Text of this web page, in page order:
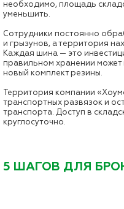
необходимо, площадь
уменьшить.
Сотрудники постоянно
и грызунов, а территория
Каждая шина — это
правильном хранении
новый комплект резины.
Территория компании
транспортных развязок и
транспорта. Доступ в
круглосуточно.
5 ШАГОВ ДЛЯ